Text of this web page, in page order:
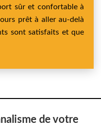
sûr et confortable à
prêt à aller au-delà
sont satisfaits et que
de votre